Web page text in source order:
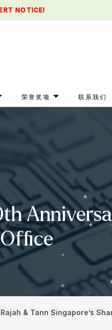
NOTICE!
荣誉奖项 联系我们
& Tann Singapore’s